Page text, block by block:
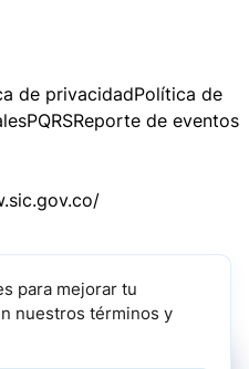
de privacidadPolítica de
PQRSReporte de eventos
podemos presentarte la
para resolver los
para mejorar tu
nuestros términos y